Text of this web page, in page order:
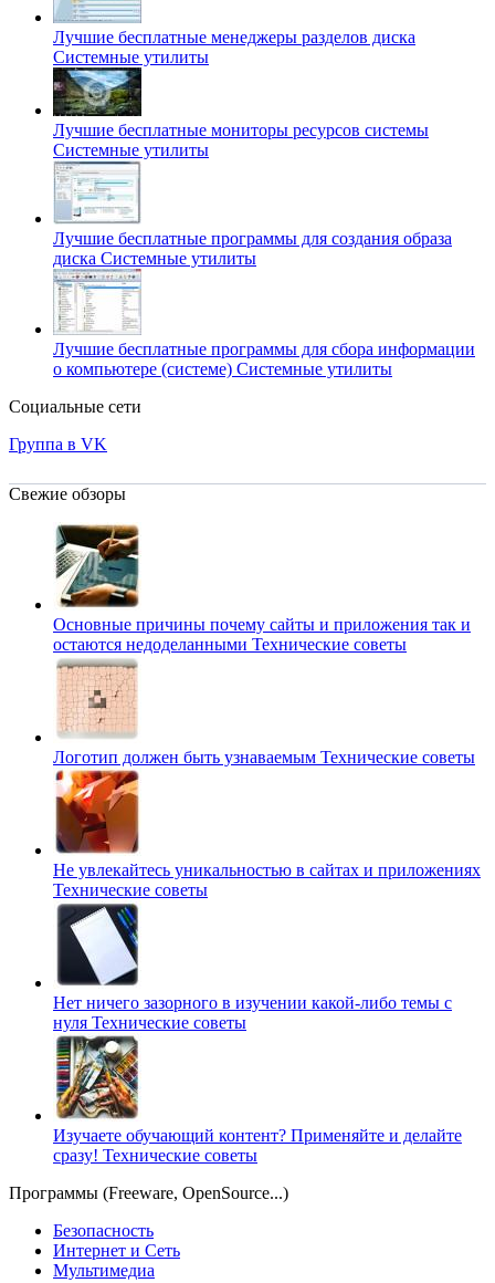
Лучшие бесплатные менеджеры разделов диска
Системные утилиты
Лучшие бесплатные мониторы ресурсов системы
Системные утилиты
Лучшие бесплатные программы для создания образа
диска Системные утилиты
Лучшие бесплатные программы для сбора информации
о компьютере (системе) Системные утилиты
Социальные сети
Группа в VK
Свежие обзоры
Основные причины почему сайты и приложения так и
остаются недоделанными Технические советы
Логотип должен быть узнаваемым Технические советы
Не увлекайтесь уникальностью в сайтах и приложениях
Технические советы
Нет ничего зазорного в изучении какой-либо темы с
нуля Технические советы
Изучаете обучающий контент? Применяйте и делайте
сразу! Технические советы
Программы (Freeware, OpenSource...)
Безопасность
Интернет и Сеть
Мультимедиа